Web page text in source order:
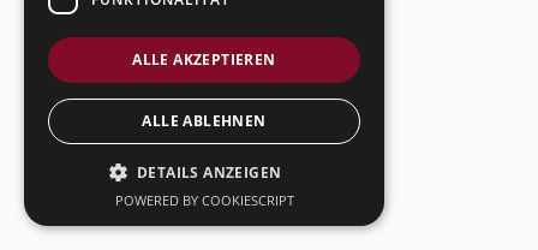
ALLE AKZEPTIEREN
ALLE ABLEHNEN
DETAILS ANZEIGEN
POWERED BY COOKIESCRIPT